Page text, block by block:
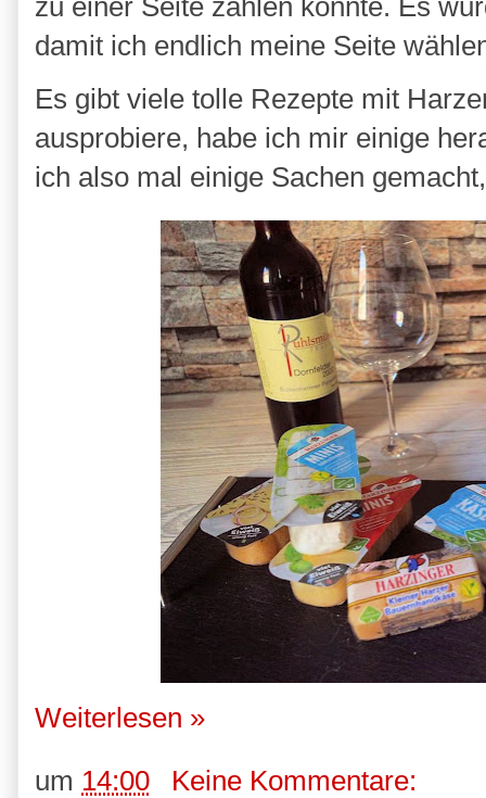
zu einer Seite zählen konnte. Es
damit ich endlich meine Seite
Es gibt viele tolle Rezepte mit
ausprobiere, habe ich mir einige
ich also mal einige Sachen
Weiterlesen »
um 14:00
Keine Kommentare: